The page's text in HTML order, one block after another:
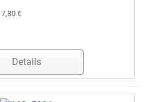
7,80 €
Details